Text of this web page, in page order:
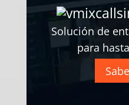
Solución de
para